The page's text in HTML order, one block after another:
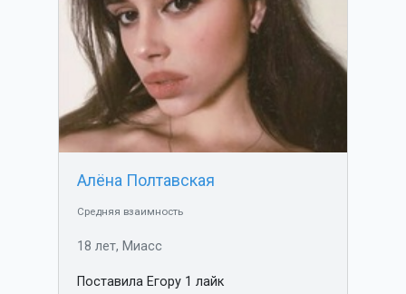
Алёна Полтавская
Средняя взаимность
18 лет, Миасс
Поставила Егору 1 лайк